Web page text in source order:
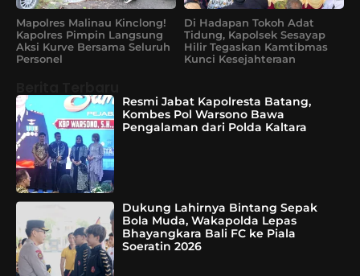
Mapolres Malinau Kinclong!
Kapolres Pimpin Langsung
Aksi Kurve Bersama Seluruh
Personel
Di Hadapan Tokoh Adat
Tidung, Kapolsek Sesayap
Hilir Tegaskan Kamtibmas
Kunci Kesejahteraan
Resmi Jabat Kapolresta Batang,
Kombes Pol Warsono Bawa
Pengalaman dari Polda Kaltara
Dukung Lahirnya Bintang Sepak
Bola Muda, Wakapolda Lepas
Bhayangkara Bali FC ke Piala
Soeratin 2026